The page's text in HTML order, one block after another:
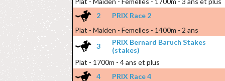
2
PRIX Race 2
Plat - Maiden - Femelles - 1400m - 2 ans
3
PRIX Bernard Baruch Stakes
(stakes)
Plat - 1700m - 4 ans et plus
4
PRIX Race 4